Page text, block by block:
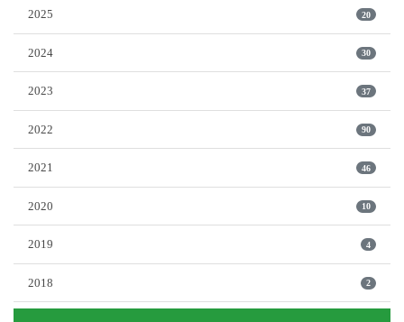
2025 20
2024 30
2023 37
2022 90
2021 46
2020 10
2019 4
2018 2